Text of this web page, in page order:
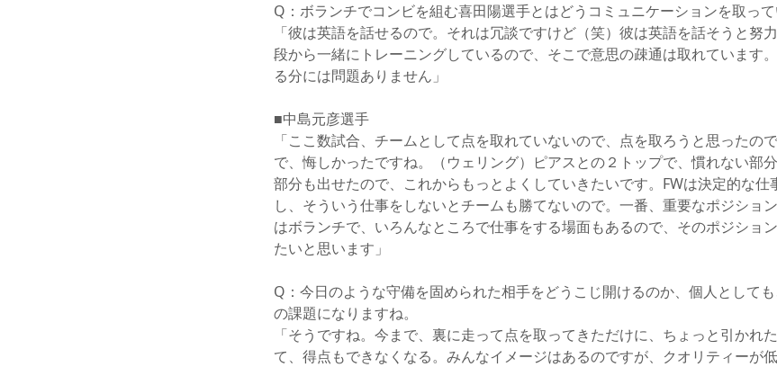
Q：ボランチでコンビを組む喜田陽選手とはどうコミュニケーションを取って
「彼は英語を話せるので。それは冗談ですけど（笑）彼は英語を話そうと努
段から一緒にトレーニングしているので、そこで意思の疎通は取れています
る分には問題ありません」
■中島元彦選手
「ここ数試合、チームとして点を取れていないので、点を取ろうと思ったの
で、悔しかったですね。（ウェリング）ピアスとの２トップで、慣れない部
部分も出せたので、これからもっとよくしていきたいです。FWは決定的な仕
し、そういう仕事をしないとチームも勝てないので。一番、重要なポジショ
はボランチで、いろんなところで仕事をする場面もあるので、そのポジショ
たいと思います」
Q：今日のような守備を固められた相手をどうこじ開けるのか、個人として
の課題になりますね。
「そうですね。今まで、裏に走って点を取ってきただけに、ちょっと引かれ
て、得点もできなくなる。みんなイメージはあるのですが、クオリティーが